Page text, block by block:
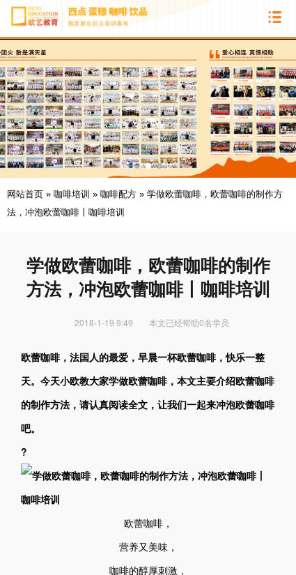
网站首页 » 咖啡培训 » 咖啡配方 » 学做欧蕾咖啡，欧蕾咖啡的制作方
法，冲泡欧蕾咖啡丨咖啡培训
学做欧蕾咖啡，欧蕾咖啡的制作
方法，冲泡欧蕾咖啡丨咖啡培训
2018-1-19 9:49 本文已经帮助0名学员
欧蕾咖啡，法国人的最爱，早晨一杯欧蕾咖啡，快乐一整
天。今天小欧教大家学做欧蕾咖啡，本文主要介绍欧蕾咖啡
的制作方法，请认真阅读全文，让我们一起来冲泡欧蕾咖啡
吧。
?
欧蕾咖啡，
营养又美味，
咖啡的醇厚刺激，